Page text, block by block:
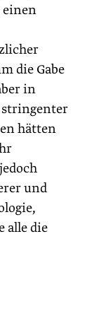
einen
die Gabe
in
hätten
und
alle die